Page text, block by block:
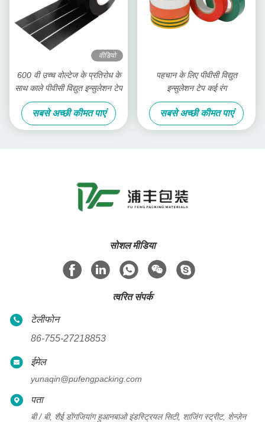
वीडियो
600 वी उच्च वोल्टेज के प्रतिरोध के
साथ काले पीवीसी विद्युत इन्सुलेशन टेप
सबसे अच्छी कीमत पाएं
पहचान के लिए पीवीसी विद्युत
इन्सुलेशन टेप कई रंग
सबसे अच्छी कीमत पाएं
सोशल मीडिया
त्वरित संपर्क
टेलीफोन
86-755-27218853
ईमेल
yunaqin@pufengpacking.com
पता
बी / बी, शैई डोंगजियांग हुआनबाओ इंडस्ट्रियल सिटी, शाजिंग स्ट्रीट, शेन्ज़ेन